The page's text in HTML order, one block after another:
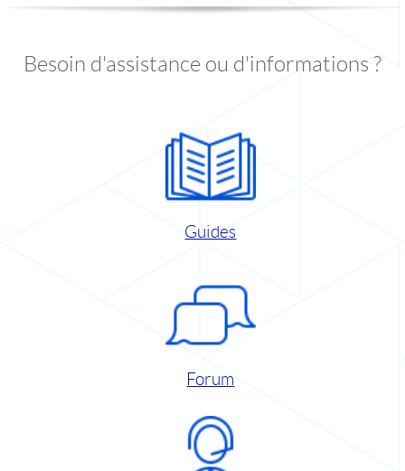
Besoin d'assistance ou d'informations ?
Guides
Forum